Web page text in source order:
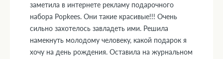
заметила в интернете рекламу подарочного
набора Popkees. Они такие красивые!!! Очень
сильно захотелось завладеть ими. Решила
намекнуть молодому человеку, какой подарок я
хочу на день рождения. Оставила на журнальном